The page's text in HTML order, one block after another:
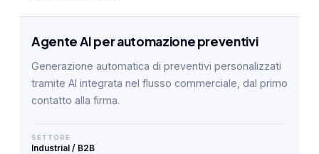
Agente AI per automazione preventivi
Generazione automatica di preventivi personalizzati
tramite AI integrata nel flusso commerciale, dal primo
contatto alla firma.
SETTORE
Industrial / B2B